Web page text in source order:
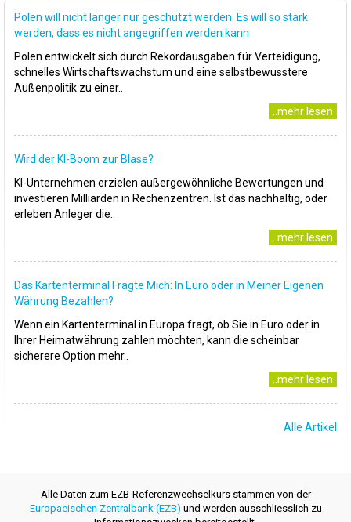
Polen will nicht länger nur geschützt werden. Es will so stark
werden, dass es nicht angegriffen werden kann
Polen entwickelt sich durch Rekordausgaben für Verteidigung,
schnelles Wirtschaftswachstum und eine selbstbewusstere
Außenpolitik zu einer..
..mehr lesen
Wird der KI-Boom zur Blase?
KI-Unternehmen erzielen außergewöhnliche Bewertungen und
investieren Milliarden in Rechenzentren. Ist das nachhaltig, oder
erleben Anleger die..
..mehr lesen
Das Kartenterminal Fragte Mich: In Euro oder in Meiner Eigenen
Währung Bezahlen?
Wenn ein Kartenterminal in Europa fragt, ob Sie in Euro oder in
Ihrer Heimatwährung zahlen möchten, kann die scheinbar
sicherere Option mehr..
..mehr lesen
Alle Artikel
Alle Daten zum EZB-Referenzwechselkurs stammen von der
Europaeischen Zentralbank (EZB) und werden ausschliesslich zu